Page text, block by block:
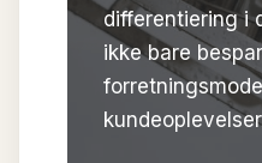
differentiering i
ikke bare